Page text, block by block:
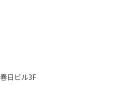
日ビル3F